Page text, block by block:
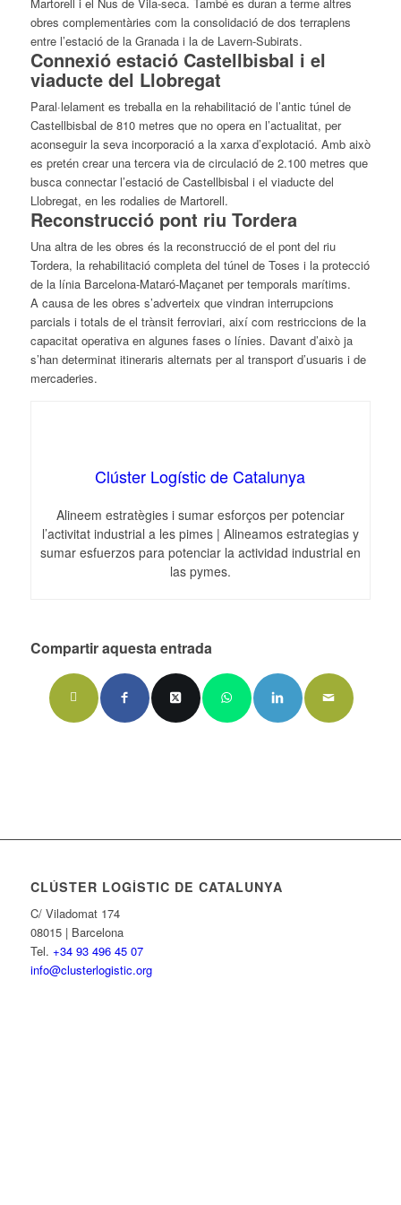
obres complementàries com la consolidació de dos terraplens
entre l’estació de la Granada i la de Lavern-Subirats.
Connexió estació Castellbisbal i el
viaducte del Llobregat
Paral·lelament es treballa en la rehabilitació de l’antic túnel de
Castellbisbal de 810 metres que no opera en l’actualitat, per
aconseguir la seva incorporació a la xarxa d’explotació. Amb això
es pretén crear una tercera via de circulació de 2.100 metres que
busca connectar l’estació de Castellbisbal i el viaducte del
Llobregat, en les rodalies de Martorell.
Reconstrucció pont riu Tordera
Una altra de les obres és la reconstrucció de el pont del riu
Tordera, la rehabilitació completa del túnel de Toses i la protecció
de la línia Barcelona-Mataró-Maçanet per temporals marítims.
A causa de les obres s’adverteix que vindran interrupcions
parcials i totals de el trànsit ferroviari, així com restriccions de la
capacitat operativa en algunes fases o línies. Davant d’això ja
s’han determinat itineraris alternats per al transport d’usuaris i de
mercaderies.
Clúster Logístic de Catalunya
Alineem estratègies i sumar esforços per potenciar
l’activitat industrial a les pimes | Alineamos estrategias y
sumar esfuerzos para potenciar la actividad industrial en
las pymes.
Compartir aquesta entrada
CLÚSTER LOGÍSTIC DE CATALUNYA
C/ Viladomat 174
08015 | Barcelona
Tel. +34 93 496 45 07
info@clusterlogistic.org